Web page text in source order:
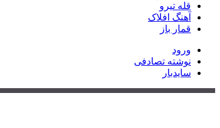
قله تیرو
آهنگ افلاک
قمار باز
ورود
نوشته تصادفی
سایدبار